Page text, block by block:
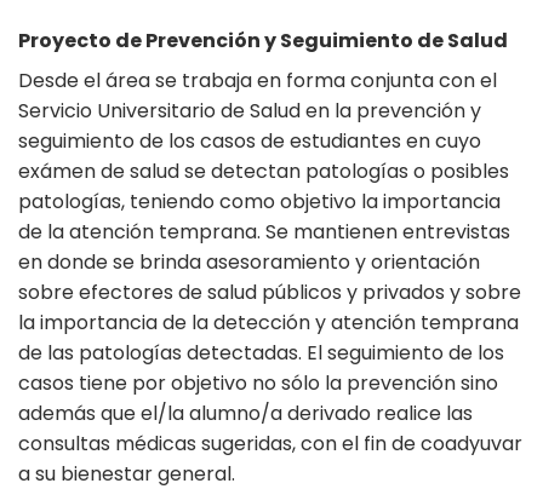
Proyecto de Prevención y Seguimiento de Salud
Desde el área se trabaja en forma conjunta con el
Servicio Universitario de Salud en la prevención y
seguimiento de los casos de estudiantes en cuyo
exámen de salud se detectan patologías o posibles
patologías, teniendo como objetivo la importancia
de la atención temprana. Se mantienen entrevistas
en donde se brinda asesoramiento y orientación
sobre efectores de salud públicos y privados y sobre
la importancia de la detección y atención temprana
de las patologías detectadas. El seguimiento de los
casos tiene por objetivo no sólo la prevención sino
además que el/la alumno/a derivado realice las
consultas médicas sugeridas, con el fin de coadyuvar
a su bienestar general.